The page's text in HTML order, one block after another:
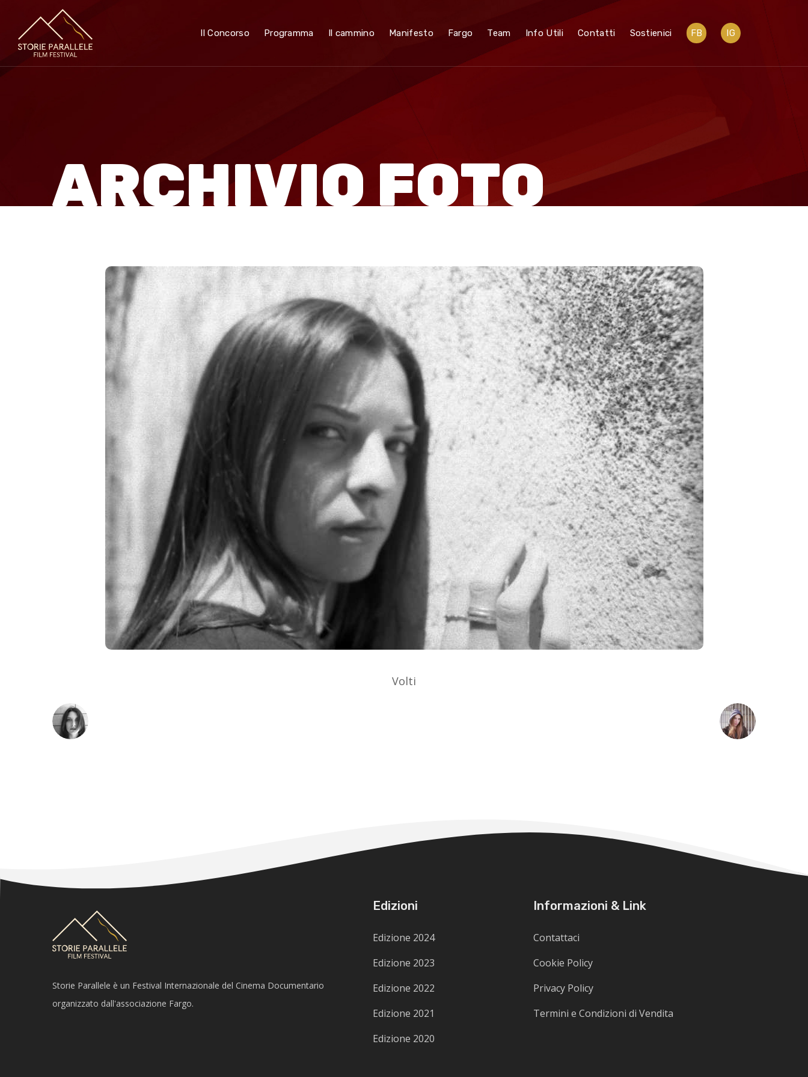
Il Concorso Programma Il cammino Manifesto Fargo Team Info Utili Contatti Sostienici FB IG
ARCHIVIO FOTO
Volti
Storie Parallele è un Festival Internazionale del Cinema Documentario
organizzato dall'associazione Fargo.
Edizioni
Edizione 2024
Edizione 2023
Edizione 2022
Edizione 2021
Edizione 2020
Informazioni & Link
Contattaci
Cookie Policy
Privacy Policy
Termini e Condizioni di Vendita